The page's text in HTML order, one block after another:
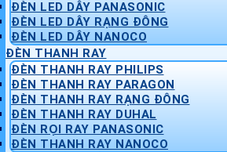
ĐÈN LED DÂY PANASONIC
ĐÈN LED DÂY RẠNG ĐÔNG
ĐÈN LED DÂY NANOCO
ĐÈN THANH RAY
ĐÈN THANH RAY PHILIPS
ĐÈN THANH RAY PARAGON
ĐÈN THANH RAY RẠNG ĐÔNG
ĐÈN THANH RAY DUHAL
ĐÈN RỌI RAY PANASONIC
ĐÈN THANH RAY NANOCO